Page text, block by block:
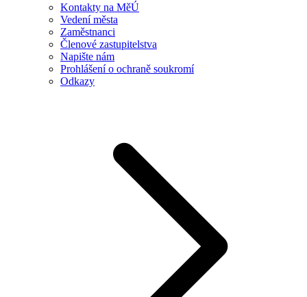
Kontakty na MěÚ
Vedení města
Zaměstnanci
Členové zastupitelstva
Napište nám
Prohlášení o ochraně soukromí
Odkazy